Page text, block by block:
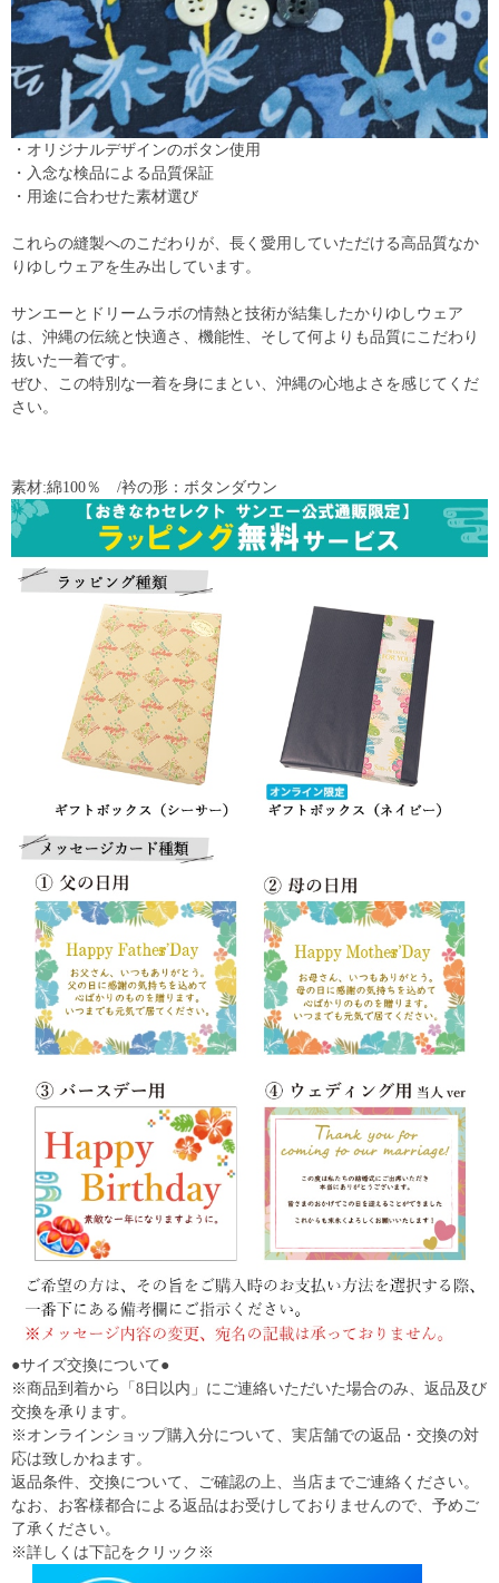
・オリジナルデザインのボタン使用
・入念な検品による品質保証
・用途に合わせた素材選び
これらの縫製へのこだわりが、長く愛用していただける高品質なか
りゆしウェアを生み出しています。
サンエーとドリームラボの情熱と技術が結集したかりゆしウェア
は、沖縄の伝統と快適さ、機能性、そして何よりも品質にこだわり
抜いた一着です。
ぜひ、この特別な一着を身にまとい、沖縄の心地よさを感じてくだ
さい。
素材:綿100％ /衿の形：ボタンダウン
●サイズ交換について●
※商品到着から「8日以内」にご連絡いただいた場合のみ、返品及び
交換を承ります。
※オンラインショップ購入分について、実店舗での返品・交換の対
応は致しかねます。
返品条件、交換について、ご確認の上、当店までご連絡ください。
なお、お客様都合による返品はお受けしておりませんので、予めご
了承ください。
※詳しくは下記をクリック※